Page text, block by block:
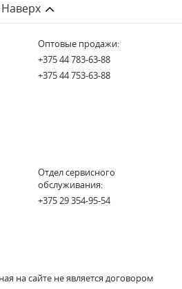
Наверх
Оптовые продажи:
+375 44 783-63-88
+375 44 753-63-88
Отдел сервисного
обслуживания:
+375 29 354-95-54
на сайте не является договором